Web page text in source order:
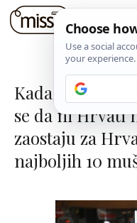
Kada je moda
se da ni Hrvati
zaostaju za
najboljih 10